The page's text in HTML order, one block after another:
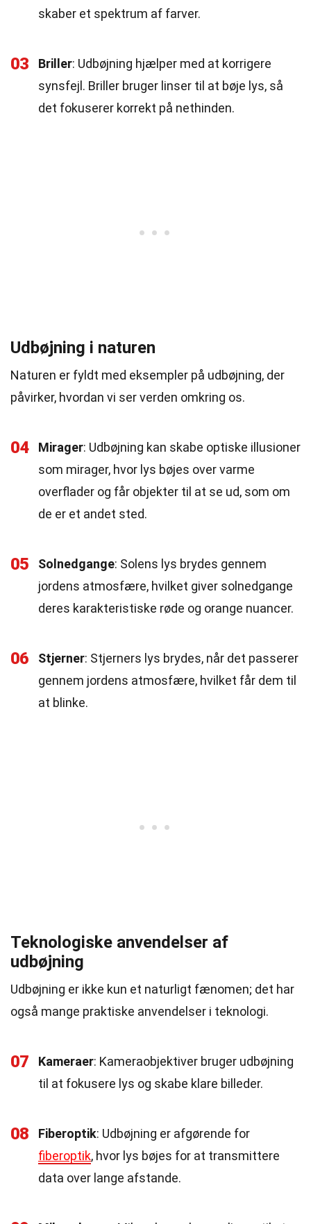
skaber et spektrum af farver.
03 Briller: Udbøjning hjælper med at korrigere
synsfejl. Briller bruger linser til at bøje lys, så
det fokuserer korrekt på nethinden.
Udbøjning i naturen
Naturen er fyldt med eksempler på udbøjning, der
påvirker, hvordan vi ser verden omkring os.
04 Mirager: Udbøjning kan skabe optiske illusioner
som mirager, hvor lys bøjes over varme
overflader og får objekter til at se ud, som om
de er et andet sted.
05 Solnedgange: Solens lys brydes gennem
jordens atmosfære, hvilket giver solnedgange
deres karakteristiske røde og orange nuancer.
06 Stjerner: Stjerners lys brydes, når det passerer
gennem jordens atmosfære, hvilket får dem til
at blinke.
Teknologiske anvendelser af
udbøjning
Udbøjning er ikke kun et naturligt fænomen; det har
også mange praktiske anvendelser i teknologi.
07 Kameraer: Kameraobjektiver bruger udbøjning
til at fokusere lys og skabe klare billeder.
08 Fiberoptik: Udbøjning er afgørende for
fiberoptik, hvor lys bøjes for at transmittere
data over lange afstande.